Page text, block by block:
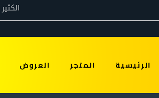
الرئيسية المتجر العروض